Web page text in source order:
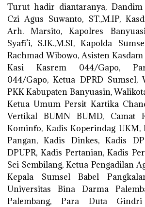
Turut hadir diantaranya,
Czi Agus Suwanto, ST.,M.IP,
Arh. Marsito, Kapolres
Syafi’i, S.IK.,M.SI, Kapolda
Rachmad Wibowo, Asisten
Kasi Kasrem 044/Gapo,
044/Gapo, Ketua DPRD Sumsel,
PKK Kabupaten Banyuasin,
Ketua Umum Persit Kartika
Vertikal BUMN BUMD, Camat
Kominfo, Kadis Koperindag UKM,
Pangan, Kadis Dinkes, Kadis
DPUPR, Kadis Pertanian, Kadis
Sei Sembilang, Ketua Pengadilan
Kepala Sumsel Babel
Universitas Bina Darma
Palembang, Para Duta